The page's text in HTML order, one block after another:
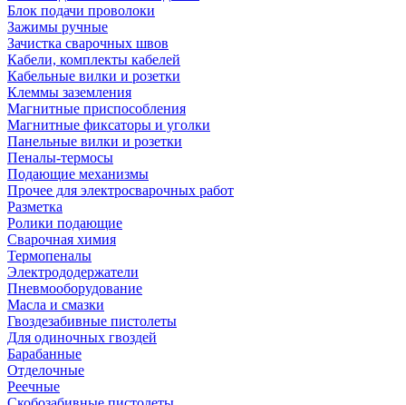
Блок подачи проволоки
Зажимы ручные
Зачистка сварочных швов
Кабели, комплекты кабелей
Кабельные вилки и розетки
Клеммы заземления
Магнитные приспособления
Магнитные фиксаторы и уголки
Панельные вилки и розетки
Пеналы-термосы
Подающие механизмы
Прочее для электросварочных работ
Разметка
Ролики подающие
Сварочная химия
Термопеналы
Электрододержатели
Пневмооборудование
Масла и смазки
Гвоздезабивные пистолеты
Для одиночных гвоздей
Барабанные
Отделочные
Реечные